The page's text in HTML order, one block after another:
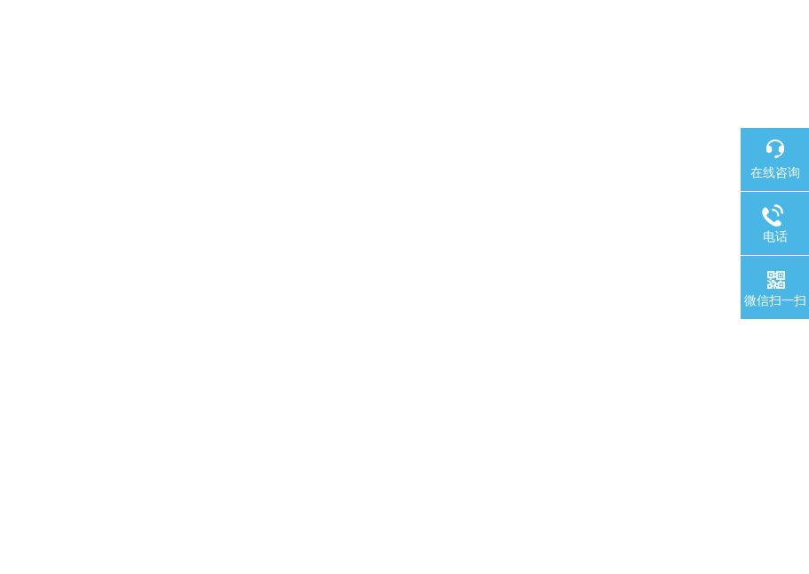
在线咨询
电话
微信扫一扫